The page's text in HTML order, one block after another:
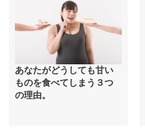
あなたがどうしても甘い
ものを食べてしまう３つ
の理由。